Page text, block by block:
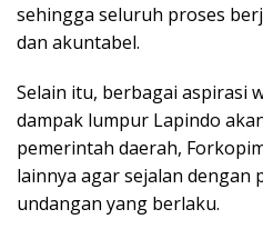
sehingga seluruh proses
dan akuntabel.
Selain itu, berbagai aspirasi
dampak lumpur Lapindo
pemerintah daerah,
lainnya agar sejalan
undangan yang berlaku.